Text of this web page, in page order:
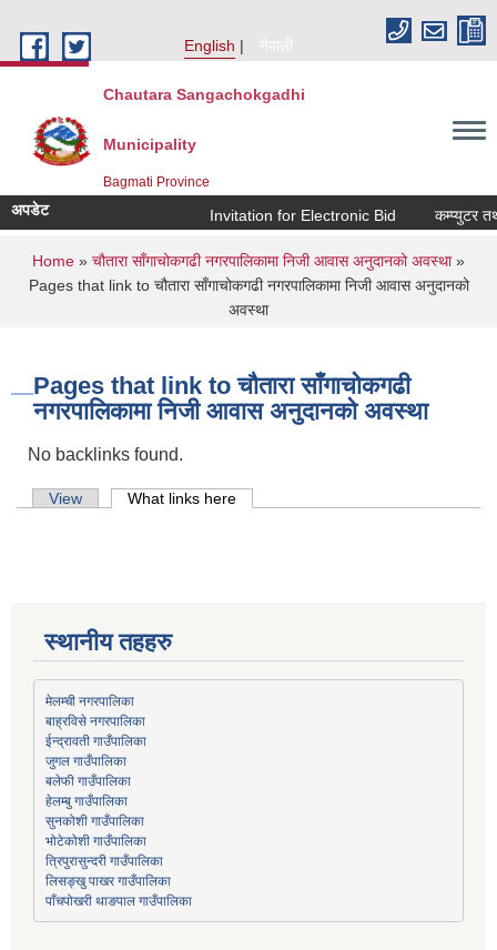
English
नेपाली
Chautara Sangachokgadhi
Municipality
Bagmati Province
अपडेट Invitation for Electronic Bid कम्प्युटर तथा
You are here
Home » चौतारा साँगाचोकगढी नगरपालिकामा निजी आवास अनुदानको अवस्था»
Pages that link to चौतारा साँगाचोकगढी नगरपालिकामा निजी आवास अनुदानको
अवस्था
Pages that link to चौतारा साँगाचोकगढी
नगरपालिकामा निजी आवास अनुदानको अवस्था
No backlinks found.
Primary tabs
View What links here
स्थानीय तहहरु
मेलम्ची नगरपालिका
बाह्रविसे नगरपालिका
ईन्द्रावती गाउँपालिका
जुगल गाउँपालिका
बलेफी गाउँपालिका
हेलम्बु गाउँपालिका
सुनकोशी गाउँपालिका
भोटेकोशी गाउँपालिका
त्रिपुरासुन्दरी गाउँपालिका
लिसङ्खु पाखर गाउँपालिका
पाँचपोखरी थाङपाल गाउँपालिका